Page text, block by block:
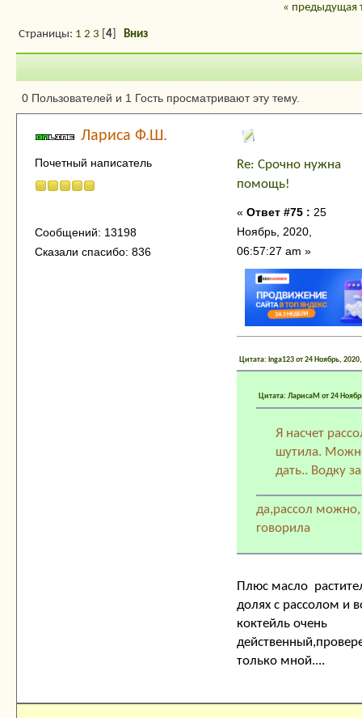
« предыдущая
Страницы: 1 2 3 [4 Вниз
Автор
Тема: Срочно
(Прочитано 20999 раз)
0 Пользователей и 1 Гость просматривают эту тему.
Лариса Ф.Ш.
Почетный написатель
Сообщений: 13198
Сказали спасибо: 836
Re: Срочно нужна
помощь!
« Ответ #75 : 25
Ноябрь, 2020,
06:57:27 am »
Цитата: inga123 от 24 Ноябрь,
Цитата: ЛарисаМ от 24
Я насчет
шутила.
дать.. Водку
да,рассол
говорила
Плюс масло
долях с рассолом и
коктейль очень
только мной....